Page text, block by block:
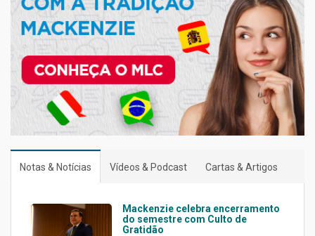
Notas & Notícias Vídeos & Podcast Cartas & Artigos
Mackenzie celebra encerramento
do semestre com Culto de
Gratidão